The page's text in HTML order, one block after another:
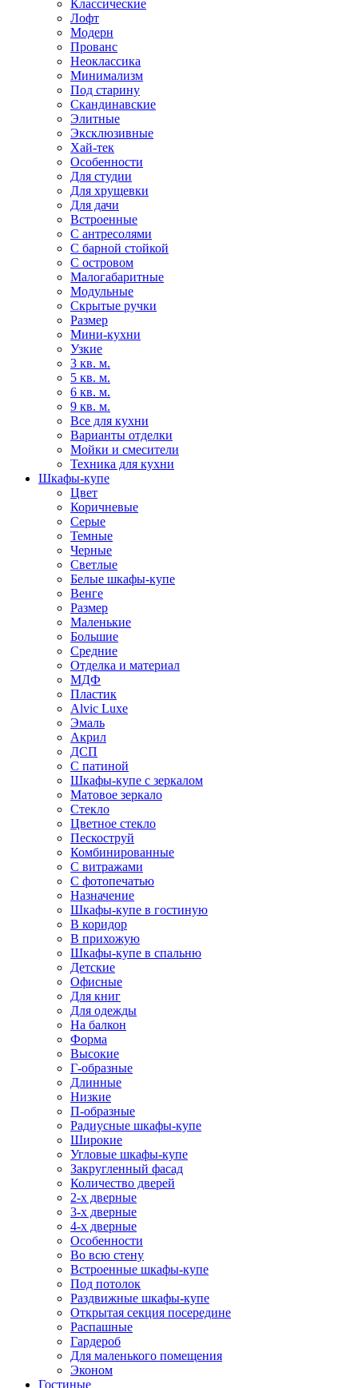
Классические
Лофт
Модерн
Прованс
Неоклассика
Минимализм
Под старину
Скандинавские
Элитные
Эксклюзивные
Хай-тек
Особенности
Для студии
Для хрущевки
Для дачи
Встроенные
С антресолями
С барной стойкой
С островом
Малогабаритные
Модульные
Скрытые ручки
Размер
Мини-кухни
Узкие
3 кв. м.
5 кв. м.
6 кв. м.
9 кв. м.
Все для кухни
Варианты отделки
Мойки и смесители
Техника для кухни
Шкафы-купе
Цвет
Коричневые
Серые
Темные
Черные
Светлые
Белые шкафы-купе
Венге
Размер
Маленькие
Большие
Средние
Отделка и материал
МДФ
Пластик
Alvic Luxe
Эмаль
Акрил
ДСП
С патиной
Шкафы-купе с зеркалом
Матовое зеркало
Стекло
Цветное стекло
Пескоструй
Комбинированные
С витражами
С фотопечатью
Назначение
Шкафы-купе в гостиную
В коридор
В прихожую
Шкафы-купе в спальню
Детские
Офисные
Для книг
Для одежды
На балкон
Форма
Высокие
Г-образные
Длинные
Низкие
П-образные
Радиусные шкафы-купе
Широкие
Угловые шкафы-купе
Закругленный фасад
Количество дверей
2-х дверные
3-х дверные
4-х дверные
Особенности
Во всю стену
Встроенные шкафы-купе
Под потолок
Раздвижные шкафы-купе
Открытая секция посередине
Распашные
Гардероб
Для маленького помещения
Эконом
Гостиные